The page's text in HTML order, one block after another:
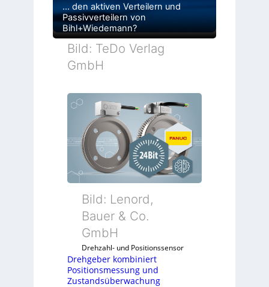
… den aktiven Verteilern und
Passivverteilern von
Bihl+Wiedemann?
Bild: TeDo Verlag
GmbH
Bild: Lenord,
Bauer & Co.
GmbH
Drehzahl- und Positionssensor
Drehgeber kombiniert
Positionsmessung und
Zustandsüberwachung